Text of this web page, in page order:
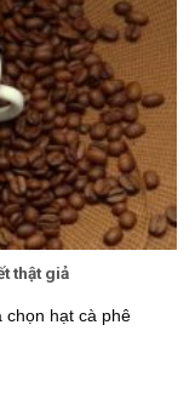
thật giả
chọn hạt cà phê